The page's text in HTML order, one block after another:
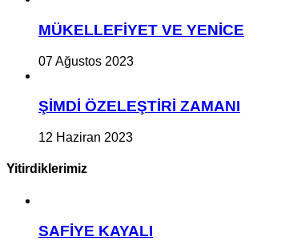
MÜKELLEFİYET VE YENİCE
07 Ağustos 2023
ŞİMDİ ÖZELEŞTİRİ ZAMANI
12 Haziran 2023
Yitirdiklerimiz
SAFİYE KAYALI